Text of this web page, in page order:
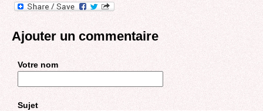
Ajouter un commentaire
Votre nom
Sujet